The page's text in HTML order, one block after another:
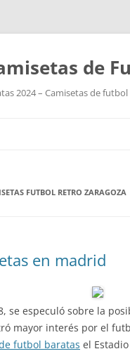
de
2024 – Camisetas de
FUTBOL RETRO ZARAGOZA
en madrid
se especuló sobre la
mayor interés por el
futbol baratas el